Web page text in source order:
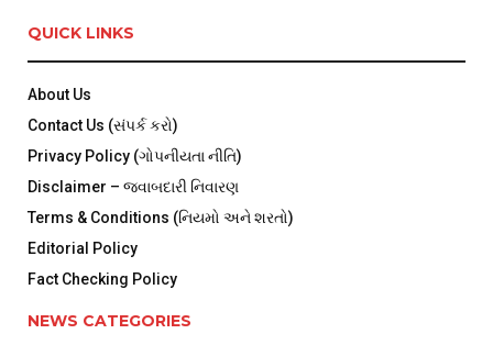
QUICK LINKS
About Us
Contact Us (સંપર્ક કરો)
Privacy Policy (ગોપનીયતા નીતિ)
Disclaimer – જવાબદારી નિવારણ
Terms & Conditions (નિયમો અને શરતો)
Editorial Policy
Fact Checking Policy
NEWS CATEGORIES